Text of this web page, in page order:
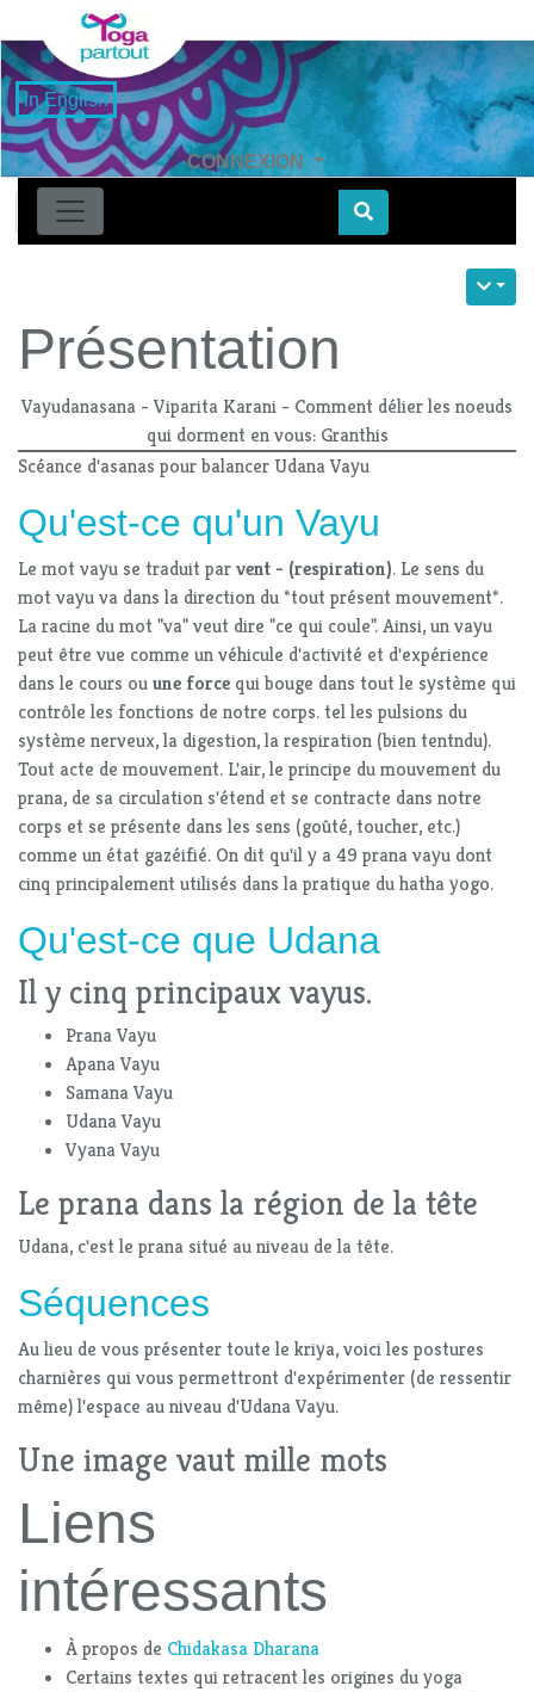
in English
CONNEXION
Find
Présentation
Vayudanasana - Viparita Karani - Comment délier les noeuds
qui dorment en vous: Granthis
Scéance d'asanas pour balancer Udana Vayu
Qu'est-ce qu'un Vayu
Le mot vayu se traduit parvent - (respiration). Le sens du
mot vayu va dans la direction du *tout présent mouvement*.
La racine du mot "va" veut dire "ce qui coule". Ainsi, un vayu
peut être vue comme un véhicule d'activité et d'expérience
dans le cours ouune force qui bouge dans tout le système qui
contrôle les fonctions de notre corps. tel les pulsions du
système nerveux, la digestion, la respiration (bien tentndu).
Tout acte de mouvement. L'air, le principe du mouvement du
prana, de sa circulation s'étend et se contracte dans notre
corps et se présente dans les sens (goûté, toucher, etc.)
comme un état gazéifié. On dit qu'il y a 49 prana vayu dont
cinq principalement utilisés dans la pratique du hatha yogo.
Qu'est-ce que Udana
Il y cinq principaux vayus.
Prana Vayu
Apana Vayu
Samana Vayu
Udana Vayu
Vyana Vayu
Le prana dans la région de la tête
Udana, c'est le prana situé au niveau de la tête.
Séquences
Au lieu de vous présenter toute le kriya, voici les postures
charnières qui vous permettront d'expérimenter (de ressentir
même) l'espace au niveau d'Udana Vayu.
Une image vaut mille mots
Liens
intéressants
À propos de Chidakasa Dharana
Certains textes qui retracent les origines du yoga